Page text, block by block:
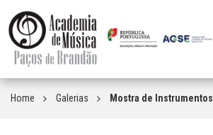
Home Galerias Mostra de Instrumentos